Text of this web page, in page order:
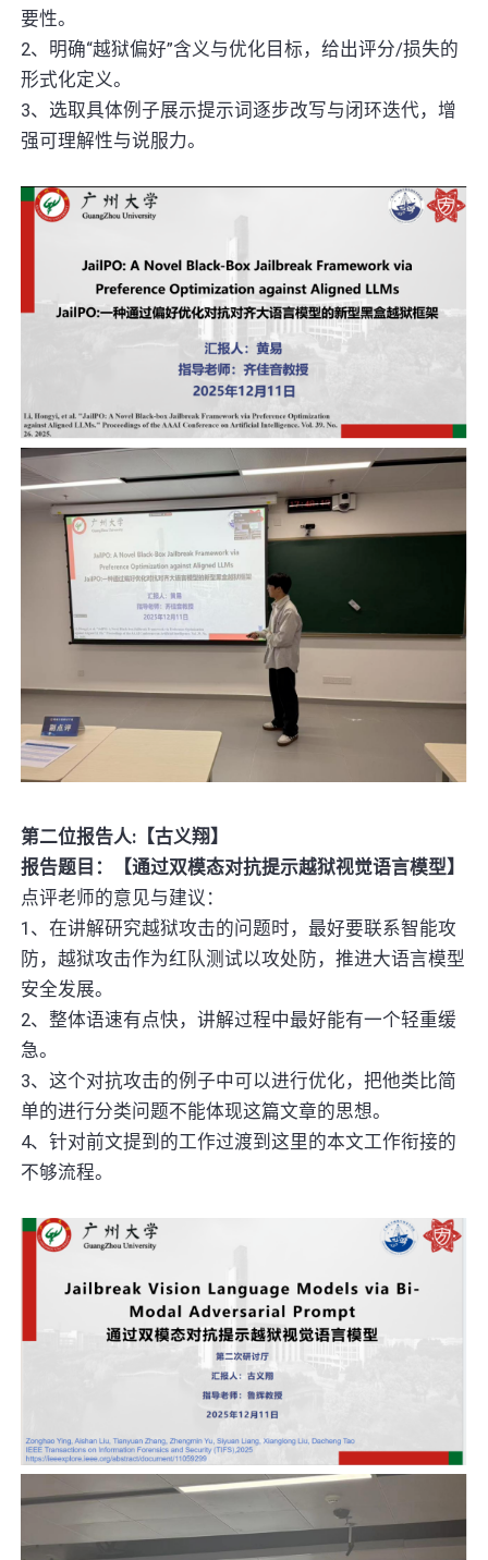
要性。
2、明确“越狱偏好”含义与优化目标，给出评分/损失的
形式化定义。
3、选取具体例子展示提示词逐步改写与闭环迭代，增
强可理解性与说服力。
第二位报告人:【古义翔】
报告题目：【通过双模态对抗提示越狱视觉语言模型】
点评老师的意见与建议：
1、在讲解研究越狱攻击的问题时，最好要联系智能攻
防，越狱攻击作为红队测试以攻处防，推进大语言模型
安全发展。
2、整体语速有点快，讲解过程中最好能有一个轻重缓
急。
3、这个对抗攻击的例子中可以进行优化，把他类比简
单的进行分类问题不能体现这篇文章的思想。
4、针对前文提到的工作过渡到这里的本文工作衔接的
不够流程。